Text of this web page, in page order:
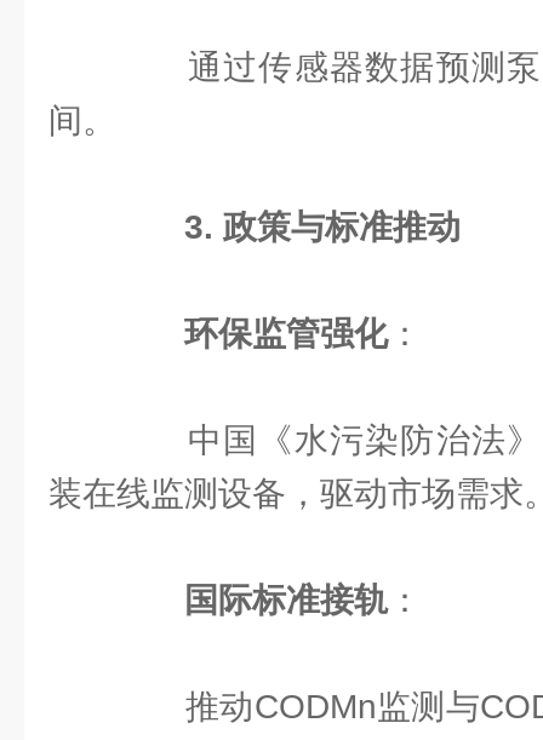
通过传感器数据预测泵
间。
3. 政策与标准推动
环保监管强化：
中国《水污染防治法》
装在线监测设备，驱动市场需求
国际标准接轨：
推动CODMn监测与